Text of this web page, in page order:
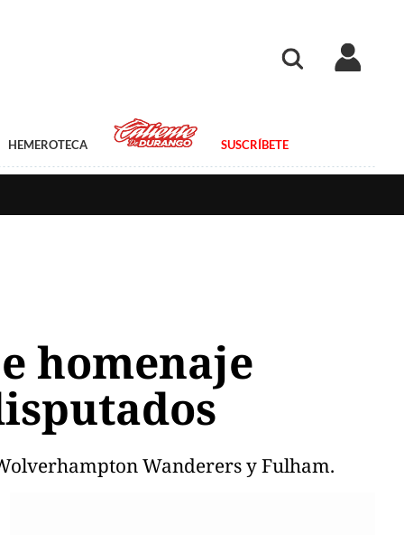
HEMEROTECA SUSCRÍBETE
homenaje
Wanderers y Fulham.